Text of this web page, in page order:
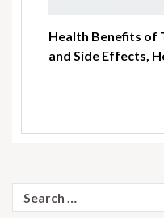
Health Benefits of
and Side Effects,
for: